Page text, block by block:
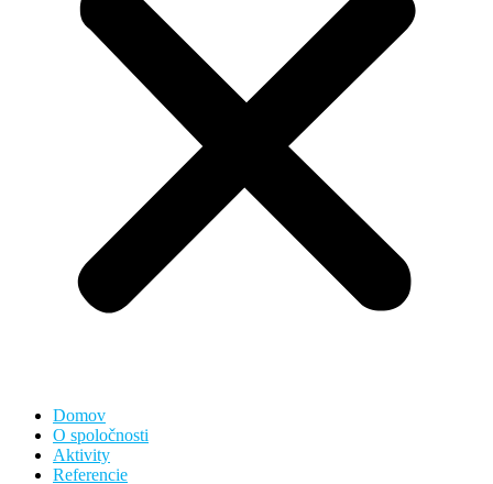
Domov
O spoločnosti
Aktivity
Referencie